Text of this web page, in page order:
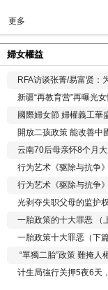
更多
婦女權益
RFA访谈张菁/易富贤：
新疆“再教育营”再曝光
國際婦女節 婦權義工華
開放二孩政策 能改善中
云南70后母亲怀8个月
行为艺术《驱除与抗争》
行为艺术《驱除与抗争》
光剥夺失职父母的监护
一胎政策的十大罪恶 （
一胎政策十大罪恶（下篇
“單獨二胎”政策 難掩人
计生局強行关押5夜6天